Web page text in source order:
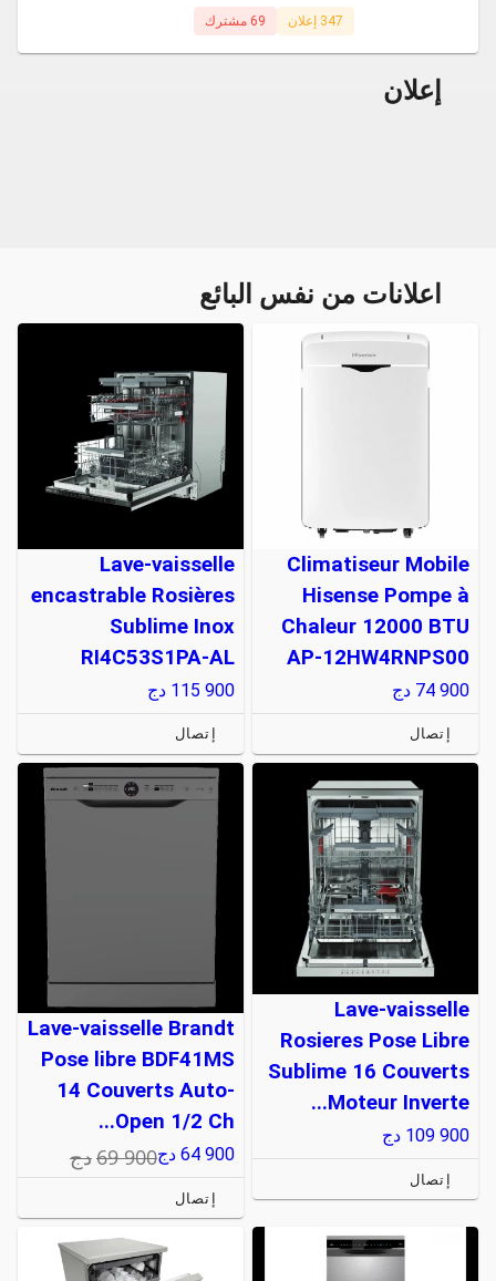
347 إعلان 69 مشترك
إعلان
اعلانات من نفس البائع
Climatiseur Mobile
Hisense Pompe à
Chaleur 12000 BTU
AP-12HW4RNPS00
74 900 دج
إتصال
Lave-vaisselle
encastrable Rosières
Sublime Inox
RI4C53S1PA-AL
115 900 دج
إتصال
Lave-vaisselle
Rosieres Pose Libre
Sublime 16 Couverts
Moteur Inverte...
109 900 دج
إتصال
Lave-vaisselle Brandt
Pose libre BDF41MS
14 Couverts Auto-
Open 1/2 Ch...
64 900 دج69 900دج
إتصال